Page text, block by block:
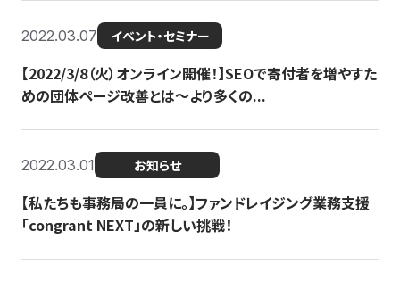
2022.03.07 イベント・セミナー
【2022/3/8（火）オンライン開催！】SEOで寄付者を増やすた
めの団体ページ改善とは～より多くの...
2022.03.01 お知らせ
【私たちも事務局の一員に。】ファンドレイジング業務支援
「congrant NEXT」の新しい挑戦！